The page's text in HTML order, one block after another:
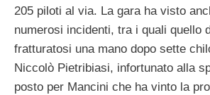
205 piloti al via. La gara ha visto
numerosi incidenti, tra i quali quello
fratturatosi una mano dopo sette
Niccolò Pietribiasi, infortunato alla
posto per Mancini che ha vinto la